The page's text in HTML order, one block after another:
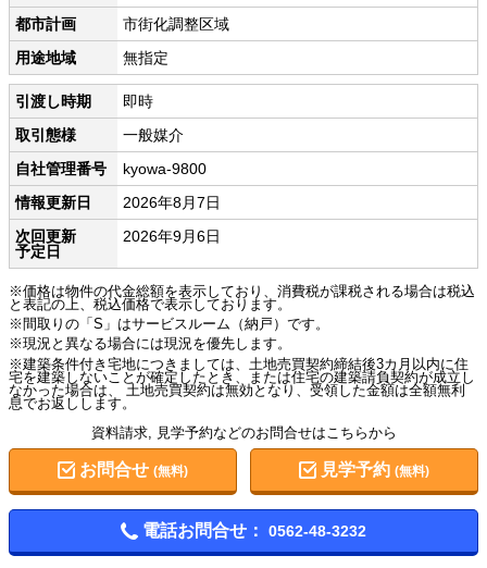
都市計画
市街化調整区域
用途地域
無指定
引渡し時期
即時
取引態様
一般媒介
自社管理番号
kyowa-9800
情報更新日
2026年8月7日
次回更新
予定日
2026年9月6日
※価格は物件の代金総額を表示しており、消費税が課税される場合は税込
と表記の上、税込価格で表示しております。
※間取りの「S」はサービスルーム（納戸）です。
※現況と異なる場合には現況を優先します。
※建築条件付き宅地につきましては、土地売買契約締結後3カ月以内に住
宅を建築しないことが確定したとき、または住宅の建築請負契約が成立し
なかった場合は、 土地売買契約は無効となり、受領した金額は全額無利
息でお返しします。
資料請求, 見学予約などのお問合せはこちらから
お問合せ (無料) 見学予約(無料)
電話お問合せ： 0562-48-3232